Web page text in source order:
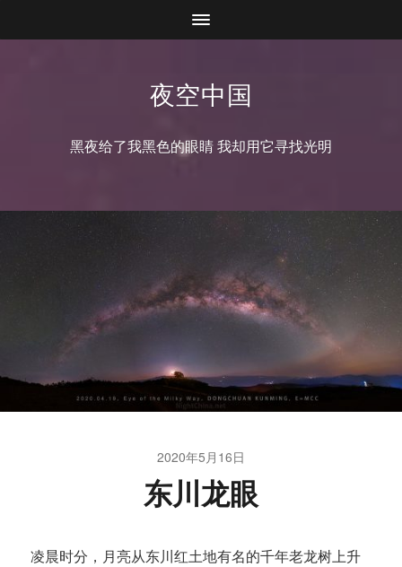
夜空中国
黑夜给了我黑色的眼睛 我却用它寻找光明
2020年5月16日
东川龙眼
凌晨时分，月亮从东川红土地有名的千年老龙树上升